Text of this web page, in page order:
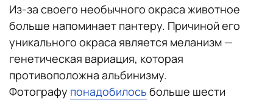
Из-за своего необычного окраса животное
больше напоминает пантеру. Причиной его
уникального окраса является меланизм —
генетическая вариация, которая
противоположна альбинизму.
Фотографу понадобилось больше шести